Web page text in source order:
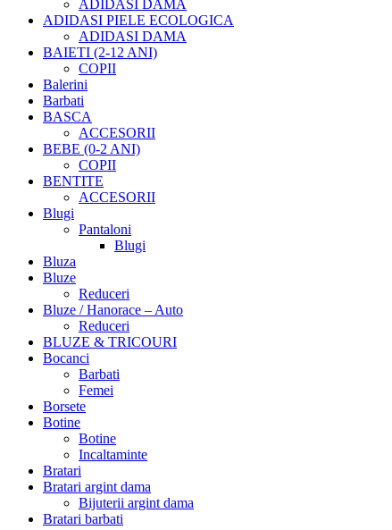
ADIDASI DAMA
ADIDASI PIELE ECOLOGICA
ADIDASI DAMA
BAIETI (2-12 ANI)
COPII
Balerini
Barbati
BASCA
ACCESORII
BEBE (0-2 ANI)
COPII
BENTITE
ACCESORII
Blugi
Pantaloni
Blugi
Bluza
Bluze
Reduceri
Bluze / Hanorace – Auto
Reduceri
BLUZE & TRICOURI
Bocanci
Barbati
Femei
Borsete
Botine
Botine
Incaltaminte
Bratari
Bratari argint dama
Bijuterii argint dama
Bratari barbati